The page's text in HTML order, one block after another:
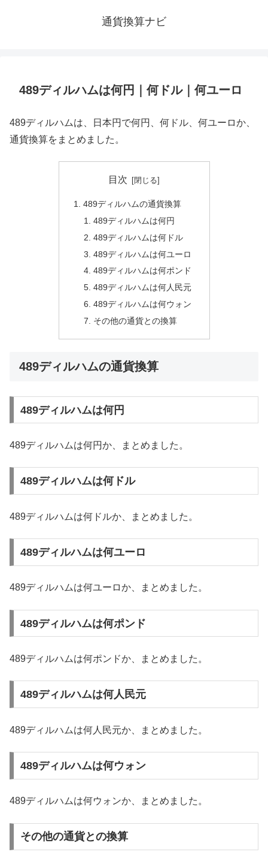
通貨換算ナビ
489ディルハムは何円｜何ドル｜何ユーロ
489ディルハムは、日本円で何円、何ドル、何ユーロか、
通貨換算をまとめました。
目次
489ディルハムの通貨換算
489ディルハムは何円
489ディルハムは何ドル
489ディルハムは何ユーロ
489ディルハムは何ポンド
489ディルハムは何人民元
489ディルハムは何ウォン
その他の通貨との換算
489ディルハムの通貨換算
489ディルハムは何円
489ディルハムは何円か、まとめました。
489ディルハムは何ドル
489ディルハムは何ドルか、まとめました。
489ディルハムは何ユーロ
489ディルハムは何ユーロか、まとめました。
489ディルハムは何ポンド
489ディルハムは何ポンドか、まとめました。
489ディルハムは何人民元
489ディルハムは何人民元か、まとめました。
489ディルハムは何ウォン
489ディルハムは何ウォンか、まとめました。
その他の通貨との換算